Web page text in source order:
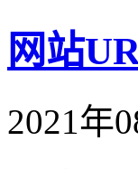
网站
2021年